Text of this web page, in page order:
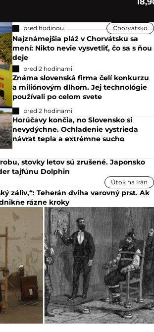
pred hodinou Chorvátsko
Najznámejšia pláž v Chorvátsku sa
mení: Nikto nevie vysvetliť, čo sa s ňou
deje
pred 2 hodinami
Známa slovenská firma čelí konkurzu
a miliónovým dlhom. Jej technológie
používali po celom svete
pred 2 hodinami
Horúčavy končia, no Slovensko si
nevydýchne. Ochladenie vystrieda
návrat tepla a extrémne sucho
stovky letov sú zrušené. Japonsko
tajfúnu Dolphin
Útok na Irán
záliv,“: Teherán dvíha varovný prst. Ak
rázne kroky